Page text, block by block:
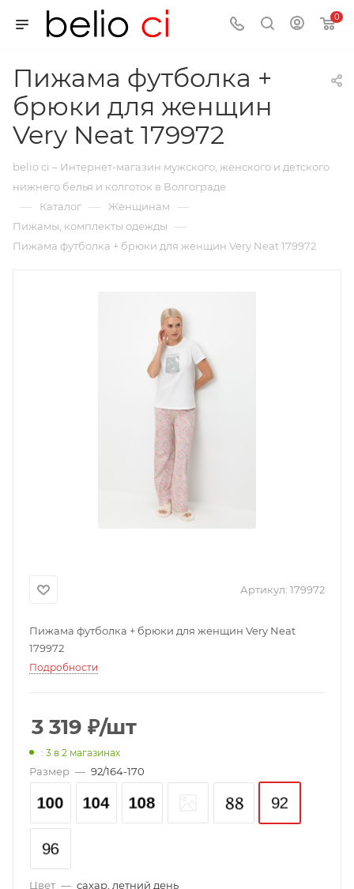
0
Пижама футболка +
брюки для женщин
Very Neat 179972
belio ci – Интернет-магазин мужского, женского и детского
нижнего белья и колготок в Волгограде
— Каталог — Женщинам —
Пижамы, комплекты одежды —
Пижама футболка + брюки для женщин Very Neat 179972
Артикул: 179972
Пижама футболка + брюки для женщин Very Neat
179972
Подробности
3 319 ₽/шт
: 3 в 2 магазинах
Размер — 92/164-170
Цвет — сахар, летний день